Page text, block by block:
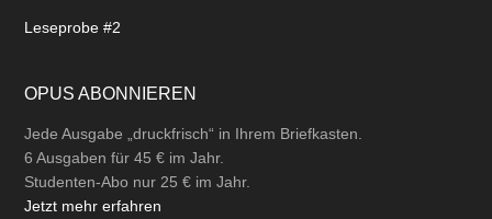
Leseprobe #2
OPUS ABONNIEREN
Jede Ausgabe „druckfrisch“ in Ihrem Briefkasten.
6 Ausgaben für 45 € im Jahr.
Studenten-Abo nur 25 € im Jahr.
Jetzt mehr erfahren